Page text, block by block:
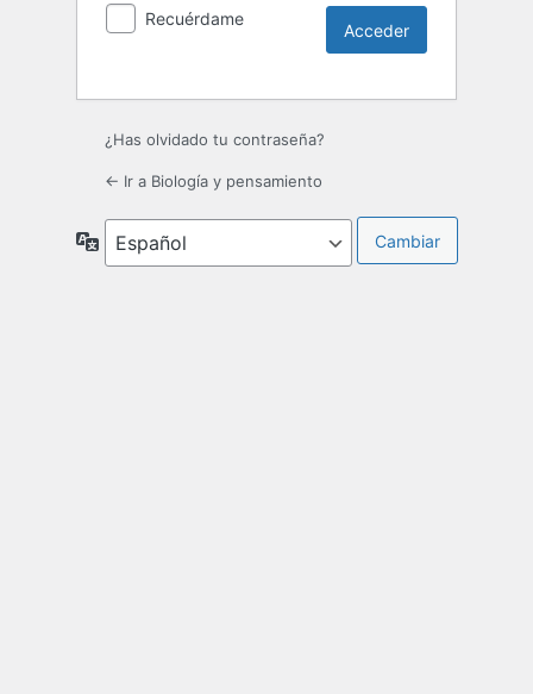
Recuérdame
¿Has olvidado tu contraseña?
← Ir a Biología y pensamiento
Idioma